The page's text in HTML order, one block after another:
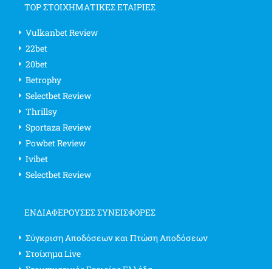
TOP ΣΤΟΙΧΗΜΑΤΙΚΕΣ ΕΤΑΙΡΙΕΣ
Vulkanbet Review
22bet
20bet
Betrophy
Selectbet Review
Thrillsy
Sportaza Review
Powbet Review
Ivibet
Selectbet Review
ΕΝΔΙΑΦΈΡΟΥΣΕΣ ΣΥΝΕΙΣΦΟΡΈΣ
Σύγκριση Αποδόσεων και Πτώση Αποδόσεων
Στοίχημα Live